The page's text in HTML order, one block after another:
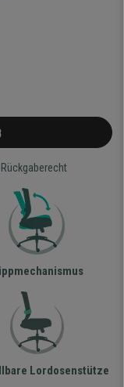
Rückgaberecht
Lordosenstütze